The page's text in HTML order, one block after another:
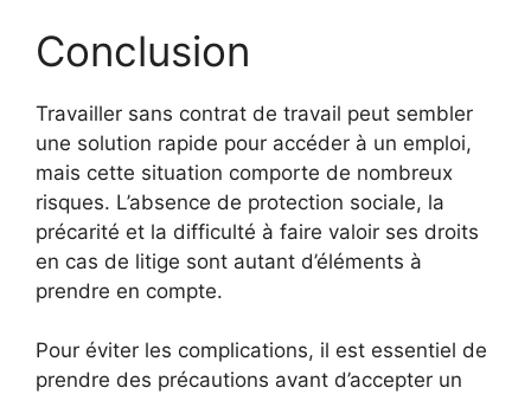
Conclusion
Travailler sans contrat de travail peut sembler
une solution rapide pour accéder à un emploi,
mais cette situation comporte de nombreux
risques. L’absence de protection sociale, la
précarité et la difficulté à faire valoir ses droits
en cas de litige sont autant d’éléments à
prendre en compte.
Pour éviter les complications, il est essentiel de
prendre des précautions avant d’accepter un